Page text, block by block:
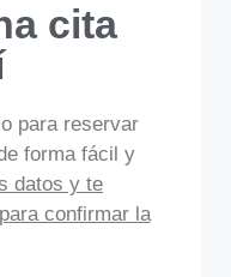
cita
para reservar
forma fácil y
datos y te
confirmar la